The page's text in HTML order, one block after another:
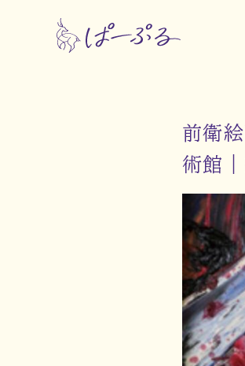
前衛
術館｜